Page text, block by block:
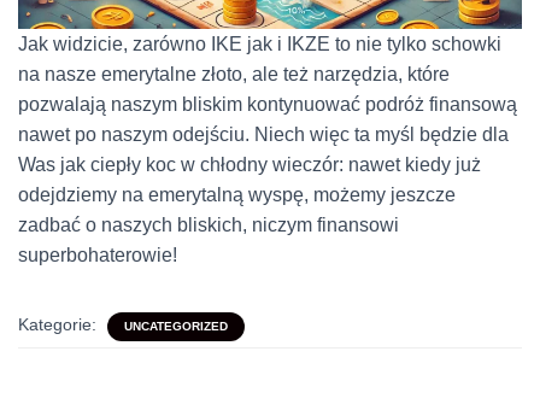
Jak widzicie, zarówno IKE jak i IKZE to nie tylko schowki
na nasze emerytalne złoto, ale też narzędzia, które
pozwalają naszym bliskim kontynuować podróż finansową
nawet po naszym odejściu. Niech więc ta myśl będzie dla
Was jak ciepły koc w chłodny wieczór: nawet kiedy już
odejdziemy na emerytalną wyspę, możemy jeszcze
zadbać o naszych bliskich, niczym finansowi
superbohaterowie!
Kategorie: UNCATEGORIZED